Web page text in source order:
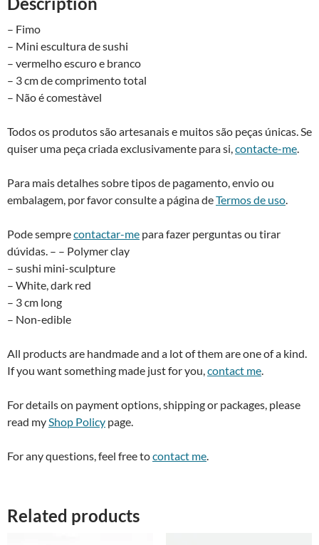
earrings
quantity
:
– Fimo
– Mini escultura de sushi
– vermelho escuro e branco
– 3 cm de comprimento total
– Não é comestà­vel
Todos os produtos são artesanais e muitos são peças únicas. Se
quiser uma peça criada exclusivamente para si, contacte-me
Para mais detalhes sobre tipos de pagamento, envio ou
embalagem, por favor consulte a página deTermos de uso
Pode semprecontactar-me para fazer perguntas ou tirar
dúvidas. – – Polymer clay
– sushi mini-sculpture
– White, dark red
– 3 cm long
– Non-edible
All products are handmade and a lot of them are one of a kind.
If you want something made just for you, contact me
For details on payment options, shipping or packages, please
read my Shop Policy page.
For any questions, feel free tocontact me
Related products